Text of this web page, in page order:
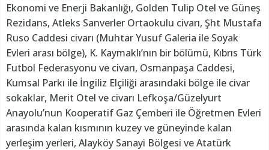
Ekonomi ve Enerji Bakanlığı, Golden Tulip Otel ve Güneş
Rezidans, Atleks Sanverler Ortaokulu civarı, Şht Mustafa
Ruso Caddesi civarı (Muhtar Yusuf Galeria ile Soyak
Evleri arası bölge), K. Kaymaklı’nın bir bölümü, Kıbrıs Türk
Futbol Federasyonu ve civarı, Osmanpaşa Caddesi,
Kumsal Parkı ile İngiliz Elçiliği arasındaki bölge ile civar
sokaklar, Merit Otel ve civarı Lefkoşa/Güzelyurt
Anayolu’nun Kooperatif Gaz Çemberi ile Öğretmen Evleri
arasında kalan kısmının kuzey ve güneyinde kalan
yerleşim yerleri, Alayköy Sanayi Bölgesi ve Atatürk